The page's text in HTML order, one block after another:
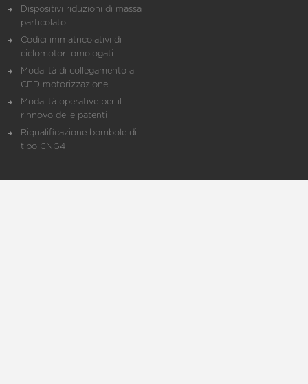
Dispositivi riduzioni di massa
particolato
Codici immatricolativi di
ciclomotori omologati
Modalità di collegamento al
CED motorizzazione
Modalità operative per il
rinnovo delle patenti
Riqualificazione bombole di
tipo CNG4